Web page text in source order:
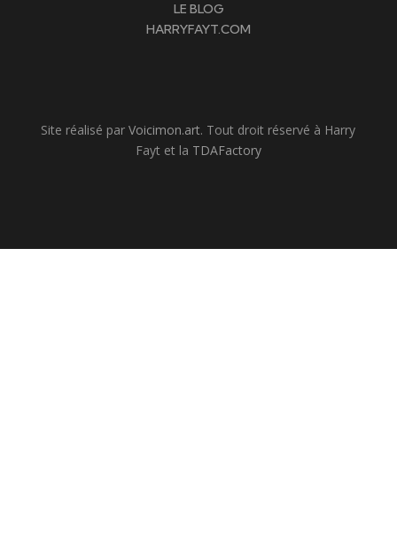
LE BLOG
HARRYFAYT.COM
Site réalisé parVoicimon.art. Tout droit réservé à Harry
Fayt et la TDAFactory